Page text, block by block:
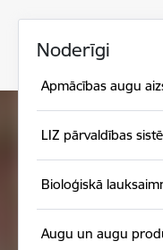
Noderīgi
Apmācības augu
LIZ pārvaldības
Bioloģiskā
Augu un augu